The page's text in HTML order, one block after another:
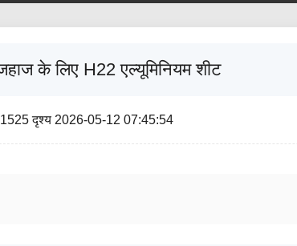
के लिए H22 एल्यूमिनियम शीट
1525 दृश्य 2026-05-12 07:45:54